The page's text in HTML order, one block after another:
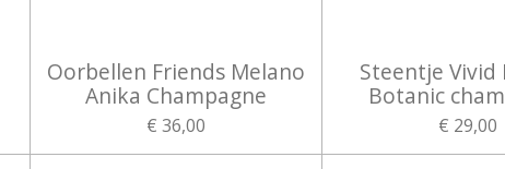
Oorbellen Friends Melano
Anika Champagne
€ 36,00
Steentje Vivid
Botanic
€ 29,00